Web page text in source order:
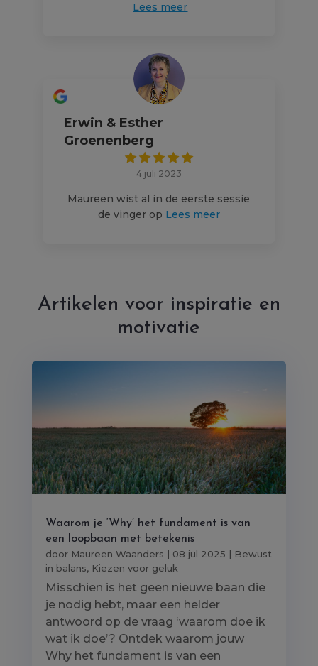
Lees meer
Erwin & Esther
Groenenberg
4 juli 2023
Maureen wist al in de eerste sessie
de vinger op Lees meer
Artikelen voor inspiratie en
motivatie
Waarom je ‘Why’ het fundament is van
een loopbaan met betekenis
door Maureen Waanders | 08 jul 2025 | Bewust
in balans, Kiezen voor geluk
Misschien is het geen nieuwe baan die
je nodig hebt, maar een helder
antwoord op de vraag ‘waarom doe ik
wat ik doe’? Ontdek waarom jouw
Why het fundament is van een